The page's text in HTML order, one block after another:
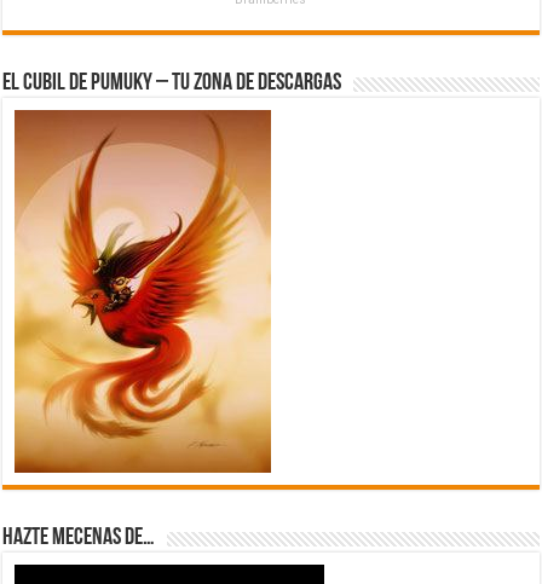
El Cubil de Pumuky – Tu zona de Descargas
Hazte Mecenas de…